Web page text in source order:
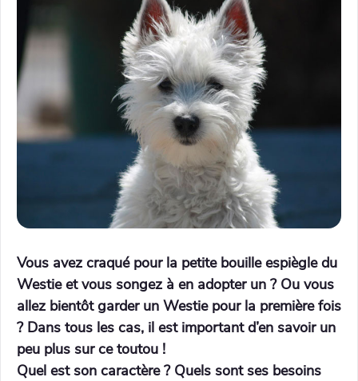
Vous avez craqué pour la petite bouille espiègle du
Westie et vous songez à en adopter un ? Ou vous
allez bientôt garder un Westie pour la première fois
? Dans tous les cas, il est important d’en savoir un
peu plus sur ce toutou !
Quel est son caractère ? Quels sont ses besoins